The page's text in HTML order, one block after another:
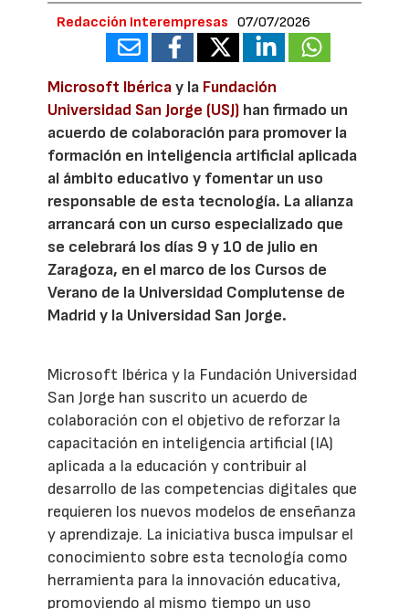
Redacción Interempresas 07/07/2026
Microsoft Ibéricay la Fundación
Universidad San Jorge (USJ) han firmado un
acuerdo de colaboración para promover la
formación en inteligencia artificial aplicada
al ámbito educativo y fomentar un uso
responsable de esta tecnología. La alianza
arrancará con un curso especializado que
se celebrará los días 9 y 10 de julio en
Zaragoza, en el marco de los Cursos de
Verano de la Universidad Complutense de
Madrid y la Universidad San Jorge.
Microsoft Ibérica y la Fundación Universidad
San Jorge han suscrito un acuerdo de
colaboración con el objetivo de reforzar la
capacitación en inteligencia artificial (IA)
aplicada a la educación y contribuir al
desarrollo de las competencias digitales que
requieren los nuevos modelos de enseñanza
y aprendizaje. La iniciativa busca impulsar el
conocimiento sobre esta tecnología como
herramienta para la innovación educativa,
promoviendo al mismo tiempo un uso